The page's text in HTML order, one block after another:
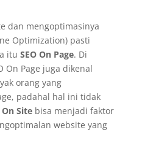
dan mengoptimasinya
Optimization) pasti
itu SEO On Page. Di
On Page juga dikenal
orang yang
padahal hal ini tidak
On Sitebisa menjadi faktor
website yang